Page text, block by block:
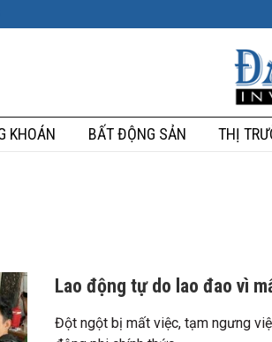
KHOÁN BẤT ĐỘNG SẢN THỊ
Lao động tự do lao đao vì
Đột ngột bị mất việc, tạm ngưng